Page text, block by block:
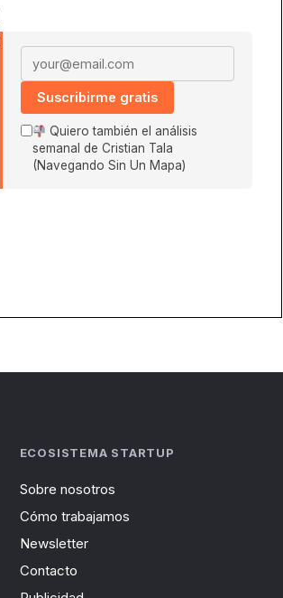
Email address
Suscribirme gratis
Quiero también el análisis
semanal de Cristian Tala
(Navegando Sin Un Mapa)
ECOSISTEMA STARTUP
Sobre nosotros
Cómo trabajamos
Newsletter
Contacto